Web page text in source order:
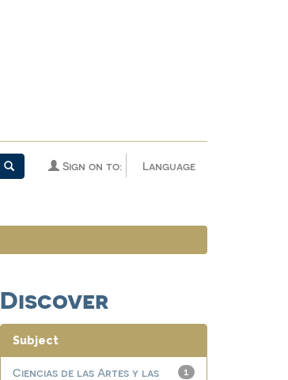
Language
Sign on to:
Discover
Subject
1
Ciencias de las Artes y las